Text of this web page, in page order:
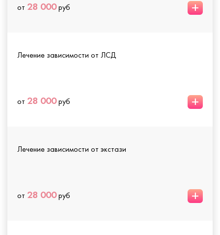
от 28 000руб +
Лечение зависимости от ЛСД
от 28 000руб +
Лечение зависимости от экстази
от 28 000руб +